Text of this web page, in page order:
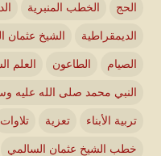
الحج الخطب المنبرية
الديمقراطية الشيخ عثمان
الصيام الطاعون العلم
النبي محمد صلى الله عليه
تربية الأبناء تعزية تلاوات
خطب الشيخ عثمان السالمي